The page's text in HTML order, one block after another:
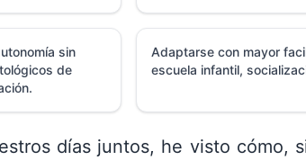
sin
de
Adaptarse con mayor
escuela infantil,
días juntos, he visto cómo,